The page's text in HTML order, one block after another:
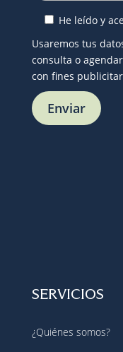
He leído y
Usaremos tus
consulta o
con fines
SERVICIOS
¿Quiénes somos?